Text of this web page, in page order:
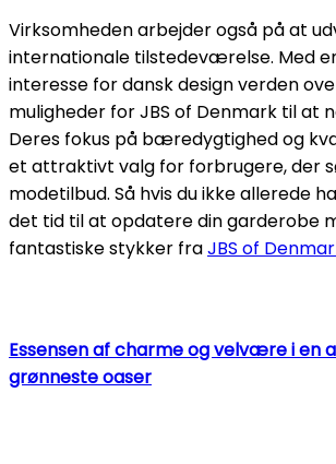
Virksomheden arbejder også på at
internationale tilstedeværelse. Med
interesse for dansk design verden
muligheder for JBS of Denmark til at
Deres fokus på bæredygtighed og
et attraktivt valg for forbrugere, der
modetilbud. Så hvis du ikke allerede
det tid til at opdatere din garderobe
fantastiske stykker fraJBS of
Essensen af charme og velvære i en
grønneste oaser